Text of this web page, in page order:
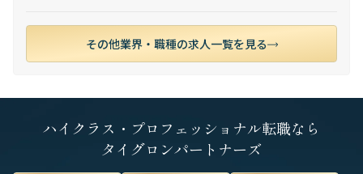
その他業界・職種の求人一覧を見る
ハイクラス・プロフェッショナル転職なら
タイグロンパートナーズ